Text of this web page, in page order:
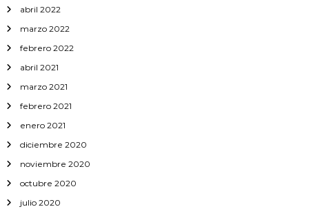
abril 2022
marzo 2022
febrero 2022
abril 2021
marzo 2021
febrero 2021
enero 2021
diciembre 2020
noviembre 2020
octubre 2020
julio 2020